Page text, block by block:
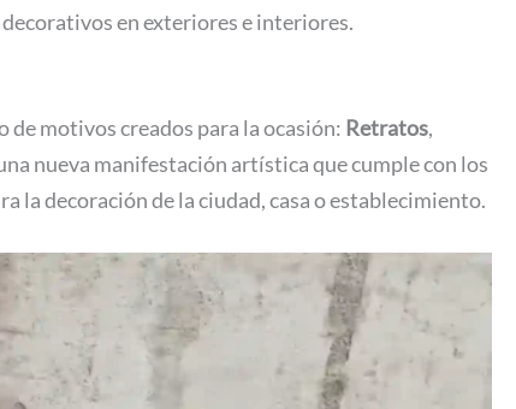
en exteriores e interiores.
motivos creados para la ocasión: Retratos,
nueva manifestación artística que cumple con los
la decoración de la ciudad, casa o establecimiento.